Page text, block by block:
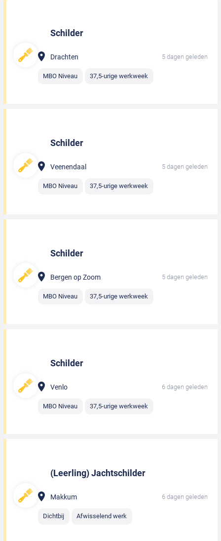
Schilder
Drachten 5 dagen geleden
MBO Niveau 37,5-urige werkweek
Schilder
Veenendaal 5 dagen geleden
MBO Niveau 37,5-urige werkweek
Schilder
Bergen op Zoom 5 dagen geleden
MBO Niveau 37,5-urige werkweek
Schilder
Venlo 6 dagen geleden
MBO Niveau 37,5-urige werkweek
(Leerling) Jachtschilder
Makkum 6 dagen geleden
Dichtbij Afwisselend werk